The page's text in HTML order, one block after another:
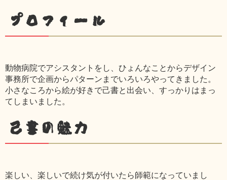
プロフィール
動物病院でアシスタントをし、ひょんなことからデザイン
事務所で企画からパターンまでいろいろやってきました。
小さなころから絵が好きで己書と出会い、すっかりはまっ
てしまいました。
己書の魅力
楽しい、楽しいで続け気が付いたら師範になっていまし